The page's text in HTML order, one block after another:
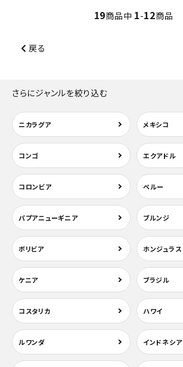
19商品中 1-12商品
戻る
さらにジャンルを絞り込む
ニカラグア メキシコ
コンゴ エクアドル
コロンビア ペルー
パプアニューギニア ブルンジ
ボリビア ホンジュラス
ケニア ブラジル
コスタリカ ハワイ
ルワンダ インドネシア